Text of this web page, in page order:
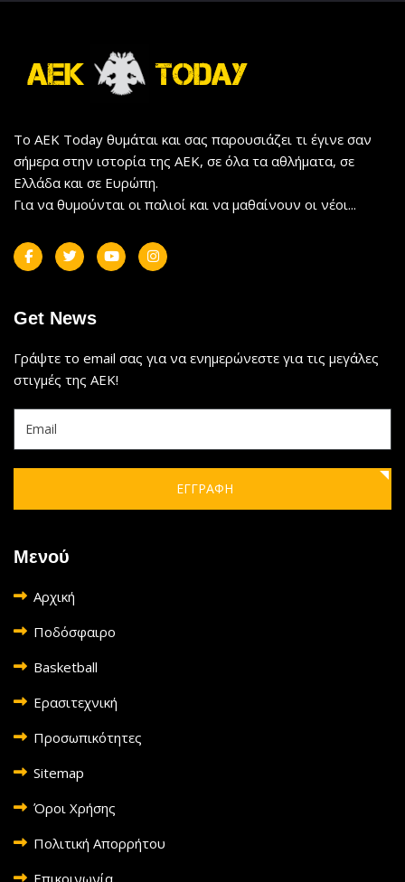
Το AEK Today θυμάται και σας παρουσιάζει τι έγινε σαν
σήμερα στην ιστορία της ΑΕΚ, σε όλα τα αθλήματα, σε
Ελλάδα και σε Ευρώπη.
Για να θυμούνται οι παλιοί και να μαθαίνουν οι νέοι...
Get News
Γράψτε το email σας για να ενημερώνεστε για τις μεγάλες
στιγμές της ΑΕΚ!
ΕΓΓΡΑΦΗ
Μενού
Αρχική
Ποδόσφαιρο
Basketball
Ερασιτεχνική
Προσωπικότητες
Sitemap
Όροι Χρήσης
Πολιτική Απορρήτου
Επικοινωνία